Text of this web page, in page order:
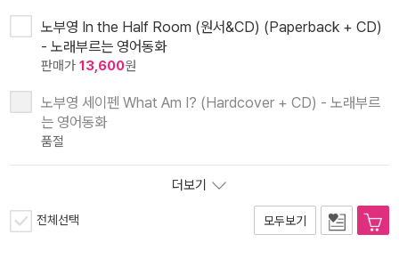
노부영 In the Half Room (원서&CD) (Paperback + CD)
- 노래부르는 영어동화
판매가 13,600원
노부영 세이펜 What Am I? (Hardcover + CD) - 노래부르
는 영어동화
품절
더보기
전체선택 모두보기